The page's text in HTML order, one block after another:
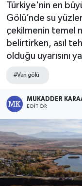
Türkiye'nin en
Gölü’nde su
çekilmenin temel
belirtirken, asıl
olduğu uyarısını
#Van gölü
MUKADDER
EDITÖR
Haber Arşivi